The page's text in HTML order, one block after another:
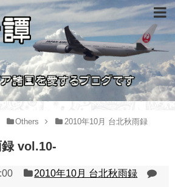
Others 2010年10月 台北秋雨録
vol.10-
2010年10月 台北秋雨録